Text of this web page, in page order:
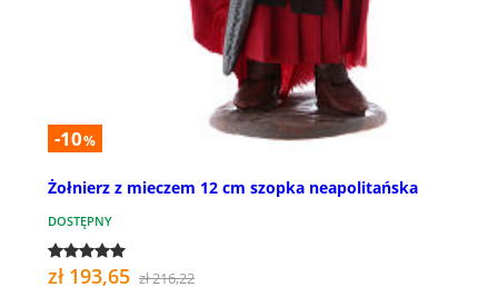
-10%
Żołnierz z mieczem 12 cm szopka neapolitańska
DOSTĘPNY
zł 193,65 zł 216,22